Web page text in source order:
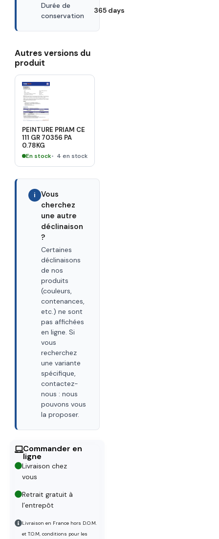
Durée de
conservation
365 days
Autres versions du
produit
PEINTURE PRIAM CE
111 GR 70356 PA
0.78KG
En stock 4 en stock
i
Vous
cherchez
une autre
déclinaison
?
Certaines
déclinaisons
de nos
produits
(couleurs,
contenances,
etc.) ne sont
pas affichées
en ligne. Si
vous
recherchez
une variante
spécifique,
contactez-
nous : nous
pouvons vous
la proposer.
Commander en
ligne
Livraison chez
vous
Retrait gratuit à
l’entrepôt
Livraison en France hors D.O.M.
et T.O.M, conditions pour les